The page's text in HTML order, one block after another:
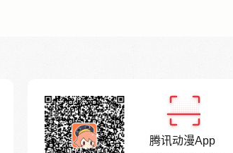
腾讯动漫App